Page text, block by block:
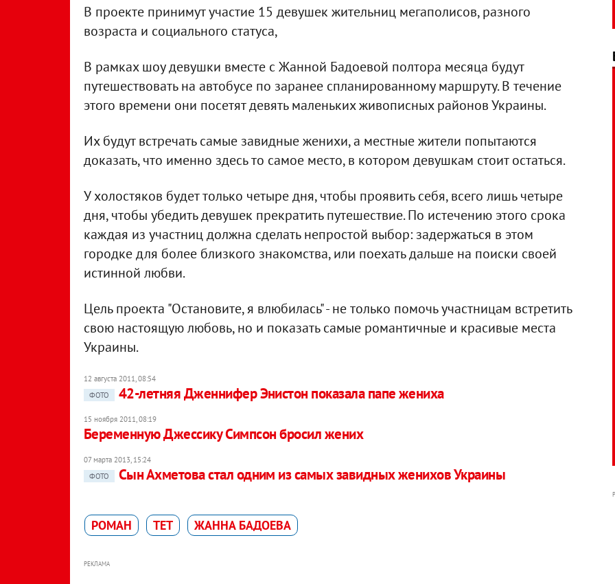
В проекте принимут участие 15 девушек жительниц мегаполисов, разного
возраста и социального статуса,
В рамках шоу девушки вместе с Жанной Бадоевой полтора месяца будут
путешествовать на автобусе по заранее спланированному маршруту. В течение
этого времени они посетят девять маленьких живописных районов Украины.
Их будут встречать самые завидные женихи, а местные жители попытаются
доказать, что именно здесь то самое место, в котором девушкам стоит остаться.
У холостяков будет только четыре дня, чтобы проявить себя, всего лишь четыре
дня, чтобы убедить девушек прекратить путешествие. По истечению этого срока
каждая из участниц должна сделать непростой выбор: задержаться в этом
городке для более близкого знакомства, или поехать дальше на поиски своей
истинной любви.
Цель проекта "Остановите, я влюбилась" - не только помочь участницам встретить
свою настоящую любовь, но и показать самые романтичные и красивые места
Украины.
12 августа 2011, 08:54
ФОТО
42-летняя Дженнифер Энистон показала папе жениха
15 ноября 2011, 08:19
Беременную Джессику Симпсон бросил жених
07 марта 2013, 15:24
ФОТО
Сын Ахметова стал одним из самых завидных женихов Украины
РОМАН ТЕТ ЖАННА БАДОЕВА
РЕКЛАМА